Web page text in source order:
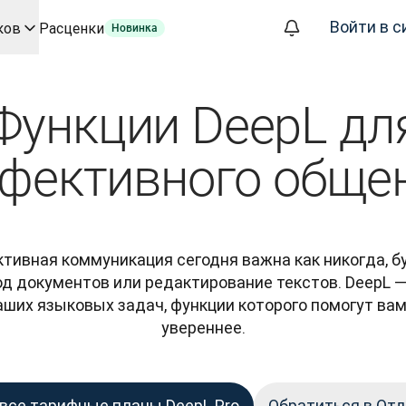
ИИ для ключевых сценариев использования и
корпоративных языковых решений. Беседа со Slator
для DeepL
времени
API
Расценки Новинка Войти в
DeepL
коммуникация сегодня важна как никогда,
документов или редактирование текстов. DeepL
языковых задач, функции которого помогут
увереннее.